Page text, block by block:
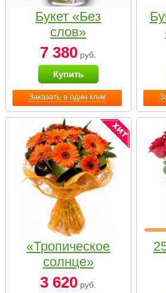
Заказать в один клик
Букет «Без
слов»
7 380 руб.
Купить
«Тропическое
солнце»
3 620 руб.